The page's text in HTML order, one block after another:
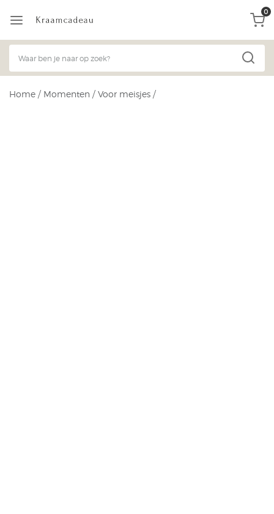
0
Home / Momenten / Voor meisjes /